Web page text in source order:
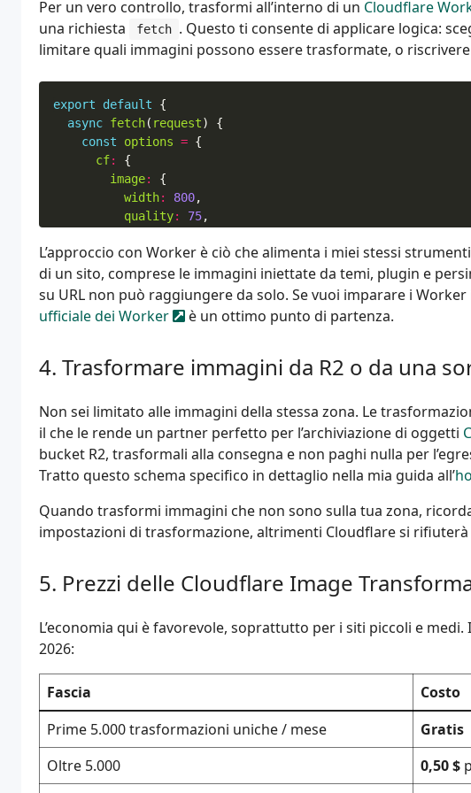
Per un vero controllo, trasformi all’interno di un Cloudflare
una richiesta
fetch . Questo ti consente di applicare logica:
limitare quali immagini possono essere trasformate, o
export default
{
async fetch( request)
{
const
options = {
cf:
{
image:
{
width: 800,
quality: 75,
fit : "scale-down",
},
},
};
const
imageURL = "https://example.com/uploads/
options
};
L’approccio con Worker è ciò che alimenta i miei stessi
di un sito, comprese le immagini iniettate da temi, plugin e
su URL non può raggiungere da solo. Se vuoi imparare i
ufficiale dei Worker
è un ottimo punto di partenza.
Trasformare immagini da R2 o da una
Non sei limitato alle immagini della stessa zona. Le
il che le rende un partner perfetto per l’archiviazione di oggetti
bucket R2, trasformali alla consegna e non paghi nulla per
Tratto questo schema specifico in dettaglio nella mia guida all’
Quando trasformi immagini che non sono sulla tua zona,
impostazioni di trasformazione, altrimenti Cloudflare si rifiuterà
Prezzi delle Cloudflare Image
L’economia qui è favorevole, soprattutto per i siti piccoli e medi.
2026:
Fascia
Costo
Prime 5.000 trasformazioni uniche / mese
Gratis
Oltre 5.000
0,50 $